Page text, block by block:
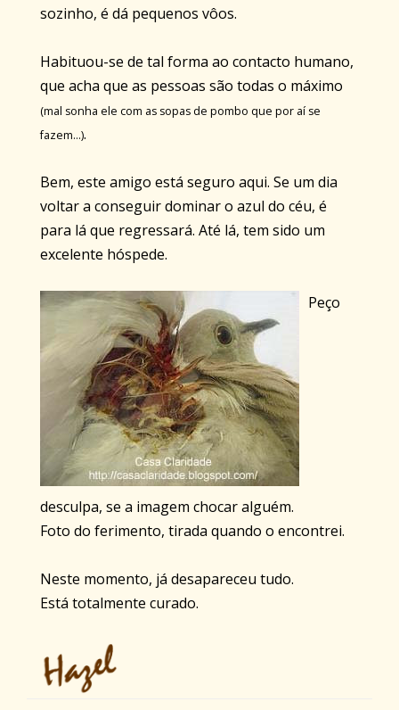
sozinho, é dá pequenos vôos.
Habituou-se de tal forma ao contacto humano,
que acha que as pessoas são todas o máximo
(mal sonha ele com as sopas de pombo que por aí se
fazem...).
Bem, este amigo está seguro aqui. Se um dia
voltar a conseguir dominar o azul do céu, é
para lá que regressará. Até lá, tem sido um
excelente hóspede.
Peço
desculpa, se a imagem chocar alguém.
Foto do ferimento, tirada quando o encontrei.
Neste momento, já desapareceu tudo.
Está totalmente curado.